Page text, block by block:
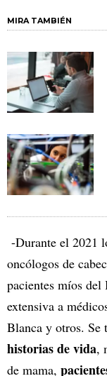
MIRA TAMBIÉN
-Durante el 2021
oncólogos de
pacientes míos
extensiva a
Blanca y otros. Se
historias de vida,
de mama,